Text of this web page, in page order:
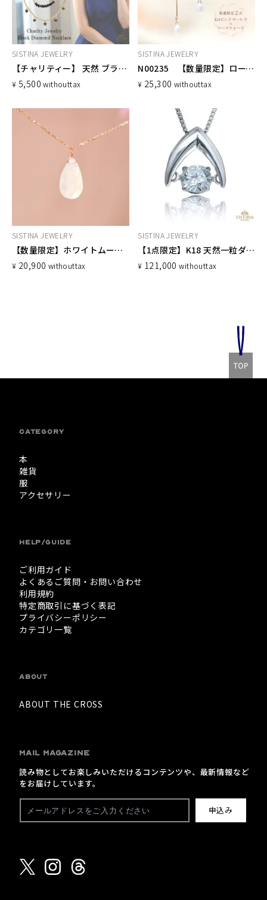
SISTINA JEWELRY
【チャリティー】 天然 ブラックダイヤモンド ネックレス 寄付 募金 地震 災害 令和6年台湾地震
¥ 5,500 withouttax
SISTINA JEWELRY
N00235 【数量限定】ローズクォーツネックレス
¥ 25,300 withouttax
SISTINA JEWELRY
【数量限定】ホワイトムーンストーンネックレス
¥ 20,900 withouttax
SISTINA JEWELRY
【1点限定】K18 天然一粒ダイヤモンド ネックレス 0.3ct ダンシングストーン
¥ 121,000 withouttax
CATEGORY
本
雑貨
服
アクセサリー
HELP/GUIDE
ご利用ガイド
よくあるご質問・お問い合わせ
利用規約
特定商取引に基づく表記
プライバシーポリシー
カテゴリ一覧
ABOUT
ABOUT THE CROSS
MAIL MAGAZINE
読み物としてお楽しみいただけるコンテンツや、最新情報など
をお届けしています。